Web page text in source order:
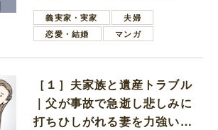
母義実家・実家
夫婦
恋愛・結婚
マンガ
［１］夫家族と遺産トラブル
｜父が事故で急逝し悲しみに
打ちひしがれる妻を力強い言